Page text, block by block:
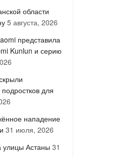
области
5 августа, 2026
представила
Kunlun и серию
для
нападение
31 июля, 2026
улицы Астаны 31